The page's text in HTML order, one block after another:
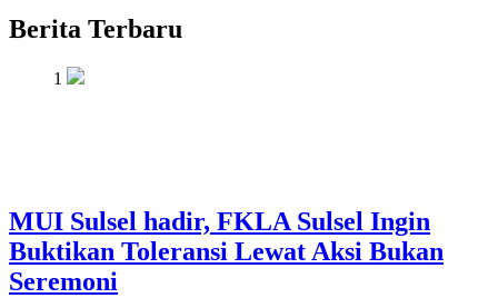
Berita Terbaru
1
MUI Sulsel hadir, FKLA Sulsel Ingin
Buktikan Toleransi Lewat Aksi Bukan
Seremoni